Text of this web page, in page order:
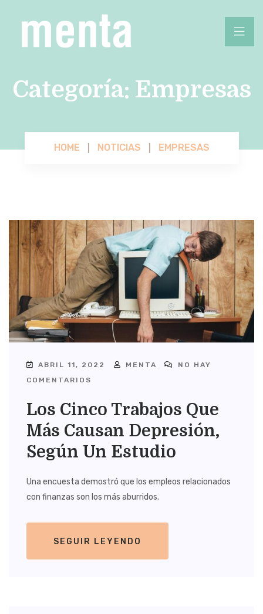
Categoría: Empresas
HOME NOTICIAS EMPRESAS
ABRIL 11, 2022 MENTA
NO HAY
COMENTARIOS
Los Cinco Trabajos Que
Más Causan Depresión,
Según Un Estudio
Una encuesta demostró que los empleos relacionados
con finanzas son los más aburridos.
SEGUIR LEYENDO